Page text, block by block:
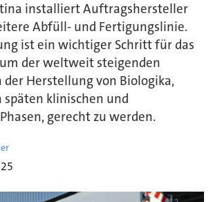
installiert Auftragshersteller
Abfüll- und Fertigungslinie.
ist ein wichtiger Schritt für das
der weltweit steigenden
der Herstellung von Biologika,
späten klinischen und
gerecht zu werden.